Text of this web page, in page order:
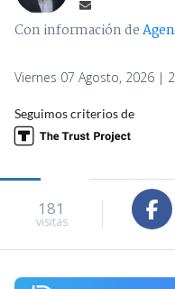
Con información de
Viernes 07 Agosto, 2026 |
Seguimos criterios de
181
visitas